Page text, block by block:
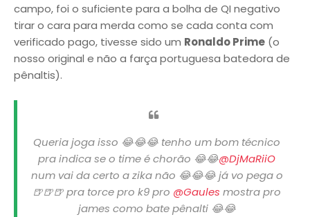
campo, foi o suficiente para a bolha de QI negativo
tirar o cara para merda como se cada conta com
verificado pago, tivesse sido um Ronaldo Prime (o
nosso original e não a farça portuguesa batedora de
pênaltis).
Queria joga isso 😂😂😂 tenho um bom técnico
pra indica se o time é chorão 😂😂@DjMaRiiO
num vai da certo a zika não 😂😂😂 já vo pega o
🍺🍺🍺 pra torce pro k9 pro @Gaules mostra pro
james como bate pênalti 😂😂